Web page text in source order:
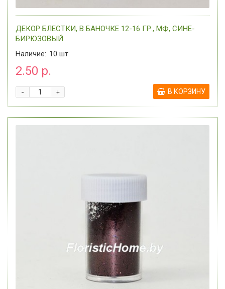
ДЕКОР БЛЕСТКИ, В БАНОЧКЕ 12-16 ГР., МФ, СИНЕ-
БИРЮЗОВЫЙ
Наличие: 10 шт.
2.50 р.
+
- В КОРЗИНУ